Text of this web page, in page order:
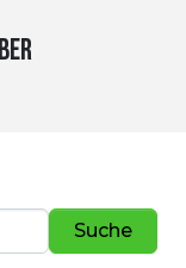
Suche